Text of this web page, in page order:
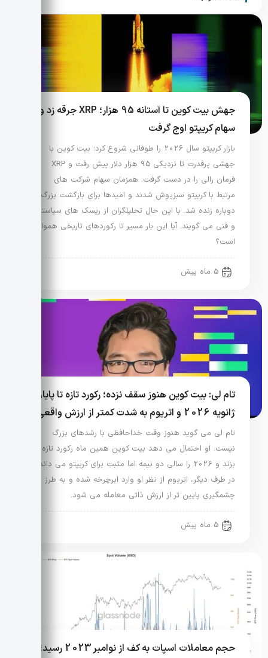
جهش بیت کوین تا آستانه 95 هزار؛ XRP جرقه زد و
سهام کریپتو اوج گرفت
بازار کریپتو سال 2026 را طوفانی شروع کرد؛ بیت کوین با
جهشی پرقدرت تا نزدیکی 95 هزار دلار پیش رفت و XRP
فرمان رالی را در دست گرفت. همزمان سهام شرکت های
مرتبط با کریپتو سبزپوش شدند و امیدها برای بازگشت بزرگ
دوباره زنده شد. با این حال تحلیلگران از ریسک های سیاستی
و فنی می گویند. آیا این بار مسیر تا رکوردهای تاریخی هموار
است؟
5 ماه پیش
تام لی: بیت کوین هنوز سقف نزده؛ رکورد تازه تا پایان
ژانویه 2026 و اتریوم به شدت کمتر از ارزش واقعی
تام لی می گوید هنوز وقت خداحافظی با رشدهای بزرگ
نیست. او احتمال می دهد بیت کوین همین ماه رکورد تازه
بزند و 2026 را سالی دو نیمه اما مثبت برای کریپتو می داند.
در طرف دیگر، اتریوم از نظر او وارد ابرچرخه شده و به طرز
چشمگیری پایین تر از ارزش ذاتی معامله می شود.
5 ماه پیش
حجم معاملات اسپات به کف از نوامبر 2023 رسید؛